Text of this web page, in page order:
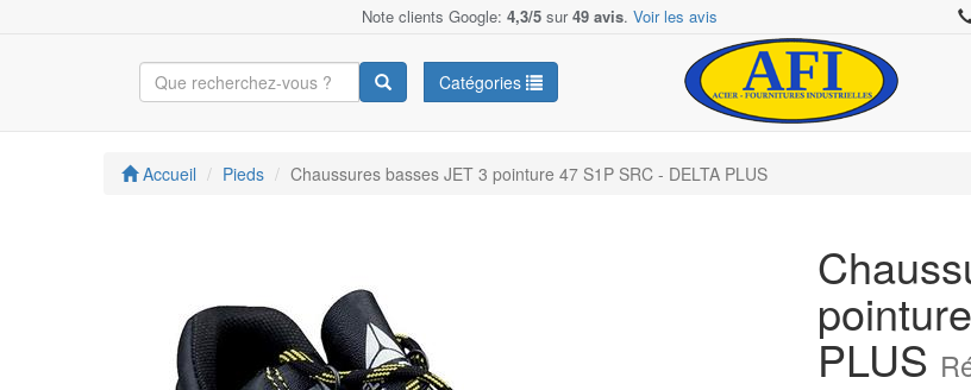
Note clients Google: 4,3/5 sur49 avis. Voir les avis
Catégories
Accueil Pieds Chaussures basses JET 3 pointure 47 S1P SRC - DELTA PLUS
PLUS